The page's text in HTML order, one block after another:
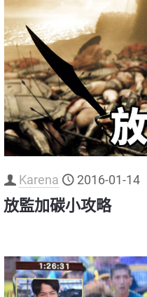
Karena 2016-01-14
放監加碳小攻略